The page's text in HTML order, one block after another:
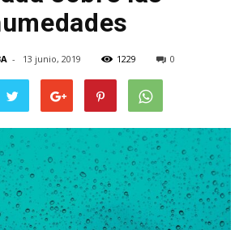
- 13 junio, 2019 1229 0